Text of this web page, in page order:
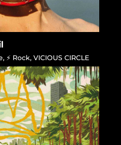
, ⚡ Rock, VICIOUS CIRCLE